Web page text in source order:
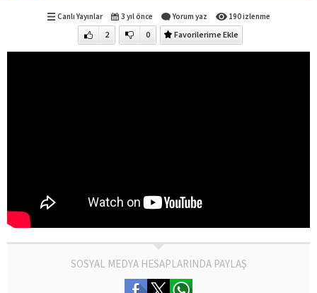
Canlı Yayınlar 3 yıl önce Yorum yaz 190 izlenme
2 0 Favorilerime Ekle
SOSYAL MEDYA HESAPLARINDA PAYLAŞ